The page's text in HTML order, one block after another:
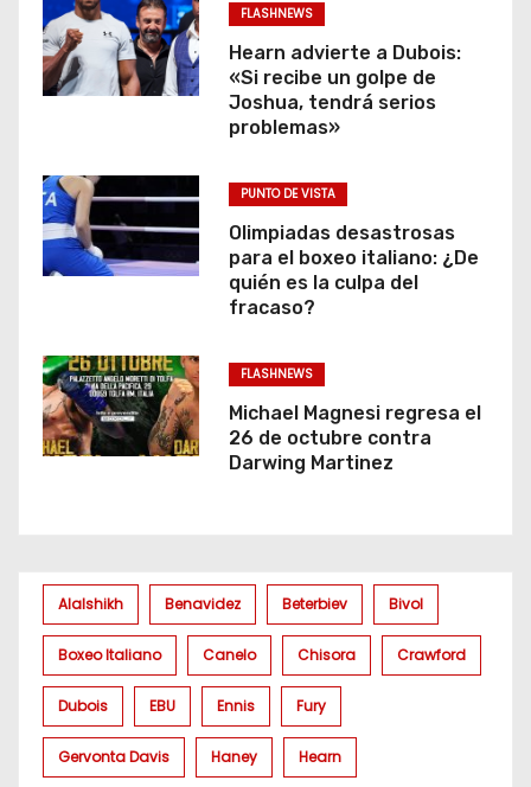
FLASHNEWS
Hearn advierte a Dubois:
«Si recibe un golpe de
Joshua, tendrá serios
problemas»
PUNTO DE VISTA
Olimpiadas desastrosas
para el boxeo italiano: ¿De
quién es la culpa del
fracaso?
FLASHNEWS
Michael Magnesi regresa el
26 de octubre contra
Darwing Martinez
Alalshikh Benavidez Beterbiev Bivol
Boxeo Italiano Canelo Chisora Crawford
Dubois EBU Ennis Fury
Gervonta Davis Haney Hearn